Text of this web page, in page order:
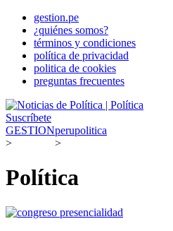
gestion.pe
¿quiénes somos?
términos y condiciones
política de privacidad
politica de cookies
preguntas frecuentes
Suscríbete
GESTION
>
peru
>
politica
Política